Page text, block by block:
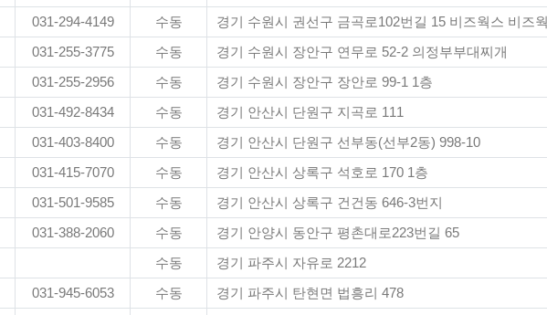
031-294-4149 수동 경기 수원시 권선구 금곡로102번길 15 비즈웍스 비즈
031-255-3775 수동 경기 수원시 장안구 연무로 52-2 의정부부대찌개
031-255-2956 수동 경기 수원시 장안구 장안로 99-1 1층
031-492-8434 수동 경기 안산시 단원구 지곡로 111
031-403-8400 수동 경기 안산시 단원구 선부동(선부2동) 998-10
031-415-7070 수동 경기 안산시 상록구 석호로 170 1층
031-501-9585 수동 경기 안산시 상록구 건건동 646-3번지
031-388-2060 수동 경기 안양시 동안구 평촌대로223번길 65
수동 경기 파주시 자유로 2212
031-945-6053 수동 경기 파주시 탄현면 법흥리 478